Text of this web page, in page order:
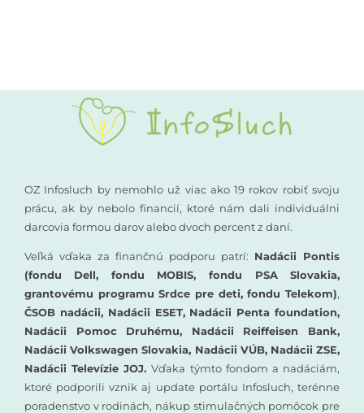
Rané poradenstvo
Vzdelávanie
OZ Infosluch by nemohlo už viac ako 19 rokov robiť svoju
prácu, ak by nebolo financií, ktoré nám dali individuálni
darcovia formou darov alebo dvoch percent z daní.
Veľká vďaka za finančnú podporu patrí: Nadácii Pontis
(fondu Dell, fondu MOBIS, fondu PSA Slovakia,
grantovému programu Srdce pre deti, fondu Telekom),
ČSOB nadácii, Nadácii ESET, Nadácii Penta foundation,
Nadácii Pomoc Druhému, Nadácii Reiffeisen Bank,
Nadácii Volkswagen Slovakia, Nadácii VÚB, Nadácii ZSE,
Nadácii Televízie JOJ.Vďaka týmto fondom a nadáciám,
ktoré podporili vznik aj update portálu Infosluch, terénne
poradenstvo v rodinách, nákup stimulačných pomôcok pre